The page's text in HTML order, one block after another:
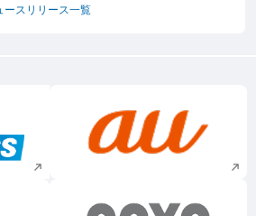
ースリリース一覧
ドウで開く 新規ウィンドウで